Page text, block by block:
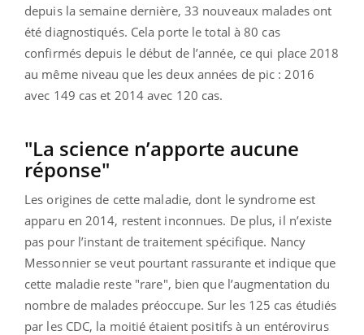
depuis la semaine dernière, 33 nouveaux malades ont
été diagnostiqués. Cela porte le total à 80 cas
confirmés depuis le début de l’année, ce qui place 2018
au même niveau que les deux années de pic : 2016
avec 149 cas et 2014 avec 120 cas.
"La science n’apporte aucune
réponse"
Les origines de cette maladie, dont le syndrome est
apparu en 2014, restent inconnues. De plus, il n’existe
pas pour l’instant de traitement spécifique. Nancy
Messonnier se veut pourtant rassurante et indique que
cette maladie reste "rare", bien que l’augmentation du
nombre de malades préoccupe. Sur les 125 cas étudiés
par les CDC, la moitié étaient positifs à un entérovirus